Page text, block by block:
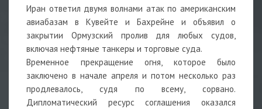
Иран ответил двумя волнами атак по американским
авиабазам в Кувейте и Бахрейне и объявил о
закрытии Ормузский пролив для любых судов,
включая нефтяные танкеры и торговые суда.
Временное прекращение огня, которое было
заключено в начале апреля и потом несколько раз
продлевалось, судя по всему, сорвано.
Дипломатический ресурс соглашения оказался